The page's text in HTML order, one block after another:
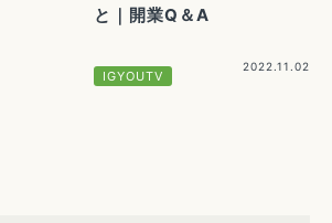
と｜開業Q＆A
IGYOUTV
2022.11.02